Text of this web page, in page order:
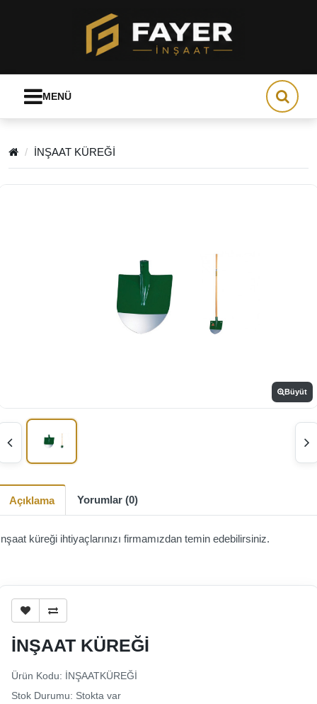
MENÜ
İNŞAAT KÜREĞİ
Büyüt
Açıklama Yorumlar (0)
küreği ihtiyaçlarınızı firmamızdan temin edebilirsiniz.
İNŞAAT KÜREĞİ
Ürün Kodu: İNŞAATKÜREĞİ
Stok Durumu: Stokta var